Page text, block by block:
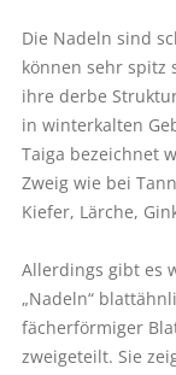
Die Nadeln sind
können sehr spitz
ihre derbe
in winterkalten
Taiga bezeichnet
Zweig wie bei
Kiefer, Lärche,
Allerdings gibt es
„Nadeln“
fächerförmiger
zweigeteilt. Sie